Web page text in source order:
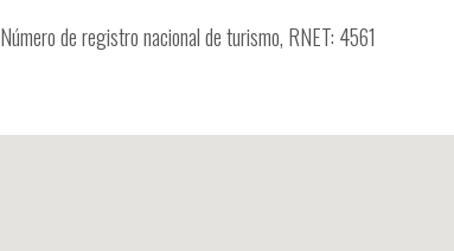
Número de registro nacional de turismo, RNET: 4561